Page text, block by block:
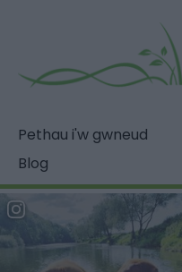
Pethau i'w gwneud
Blog